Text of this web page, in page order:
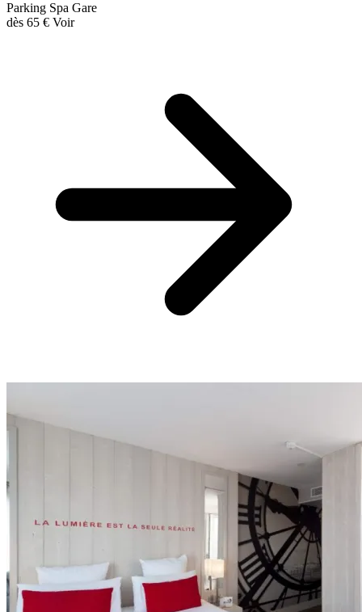
Parking Spa Gare
dès 65 € Voir